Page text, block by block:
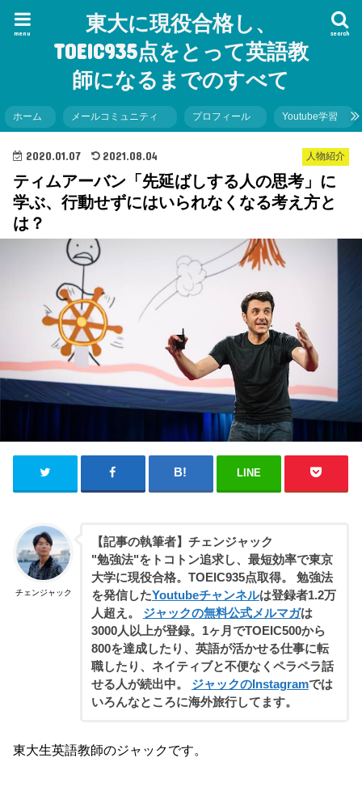
東大に現役合格し、
TOEIC935点をとって英語教
師になるまでのすべて
search
menu
ホーム メールコミュニティ プロフィール Youtube学習
人物紹介
2020.01.07 2021.08.04
ティムアーバン「先延ばしする人の思考」に
学ぶ、行動せずにはいられなくなる考え方と
は？
LINE
チェンジャック
【記事の執筆者】チェンジャック
"勉強法"をトコトン追求し、最短効率で東京
大学に現役合格。TOEIC935点取得。 勉強法
を発信したYoutubeチャンネルは登録者1.2万
人超え。 ジャックの無料公式メルマガは
3000人以上が登録。1ヶ月でTOEIC500から
800を達成したり、英語が活かせる仕事に転
職したり、ネイティブと不便なくペラペラ話
せる人が続出中。 ジャックのInstagramでは
いろんなところに海外旅行してます。
東大生英語教師のジャックです。